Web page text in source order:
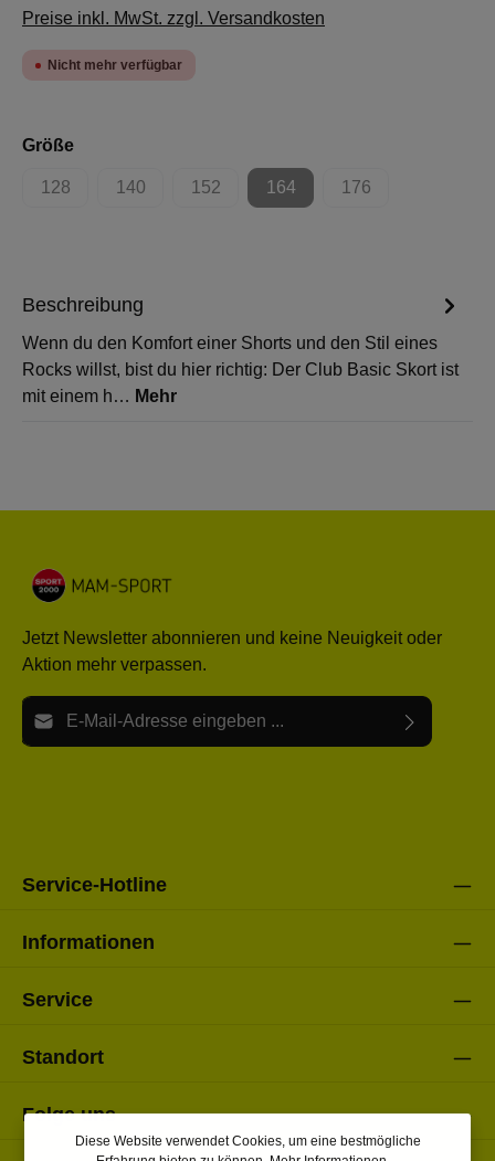
Preise inkl. MwSt. zzgl. Versandkosten
Nicht mehr verfügbar
Größeauswählen
128
(Diese Option ist zurzeit nicht verfügbar.)
140
(Diese Option ist zurzeit nicht verfügbar.)
152
(Diese Option ist zurzeit nicht verfügbar.)
164
(Diese Option ist zurzeit nicht
176
(Diese Option ist
Beschreibung
Wenn du den Komfort einer Shorts und den Stil eines
Rocks willst, bist du hier richtig: Der Club Basic Skort ist
mit einem h… Mehr
Jetzt Newsletter abonnieren und keine Neuigkeit oder
Aktion mehr verpassen.
E-Mail-Adresse*
Service-Hotline
Informationen
Service
Standort
Folge uns
Diese Website verwendet Cookies, um eine bestmögliche